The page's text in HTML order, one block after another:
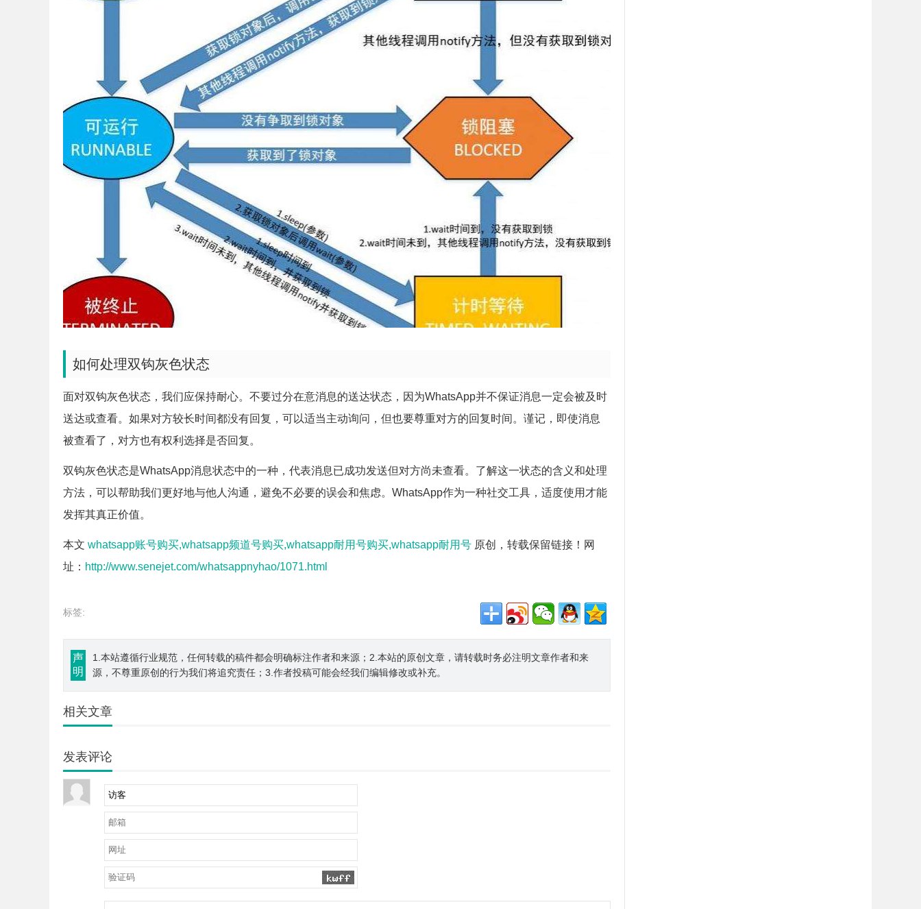
如何处理双钩灰色状态
面对双钩灰色状态，我们应保持耐心。不要过分在意消息的送达状态，因为WhatsApp并不保证消息一定会被及时
送达或查看。如果对方较长时间都没有回复，可以适当主动询问，但也要尊重对方的回复时间。谨记，即使消息
被查看了，对方也有权利选择是否回复。
双钩灰色状态是WhatsApp消息状态中的一种，代表消息已成功发送但对方尚未查看。了解这一状态的含义和处理
方法，可以帮助我们更好地与他人沟通，避免不必要的误会和焦虑。WhatsApp作为一种社交工具，适度使用才能
发挥其真正价值。
本文 whatsapp账号购买,whatsapp频道号购买,whatsapp耐用号购买,whatsapp耐用号 原创，转载保留链接！网
址： http://www.senejet.com/whatsappnyhao/1071.html
标签:
声
明
1.本站遵循行业规范，任何转载的稿件都会明确标注作者和来源；2.本站的原创文章，请转载时务必注明文章作者和来
源，不尊重原创的行为我们将追究责任；3.作者投稿可能会经我们编辑修改或补充。
相关文章
发表评论